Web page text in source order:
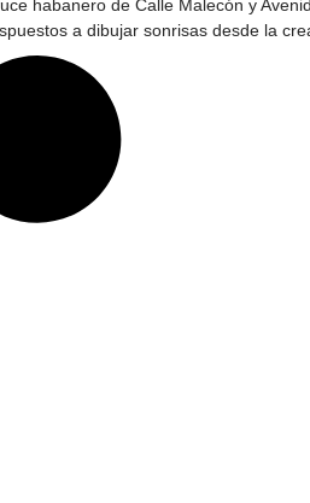
habanero de Calle Malecón y
a dibujar sonrisas desde la